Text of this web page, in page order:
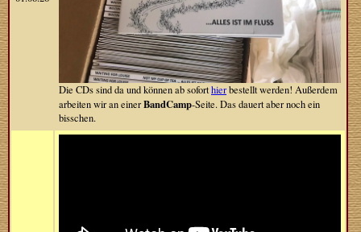
Die CDs sind da und können ab soforthierbestellt werden! Außerdem
arbeiten wir an einerBandCamp-Seite. Das dauert aber noch ein
bisschen.